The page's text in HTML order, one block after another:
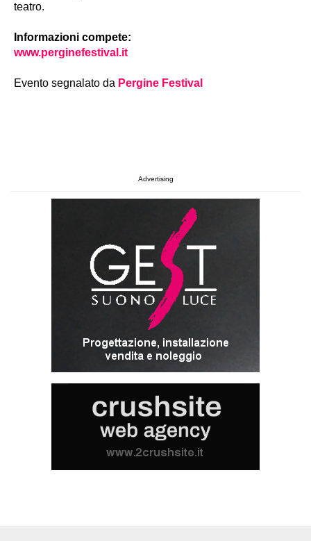
teatro.
Informazioni compete:
www.perginefestival.it
Evento segnalato da Pergine Festival
Advertising